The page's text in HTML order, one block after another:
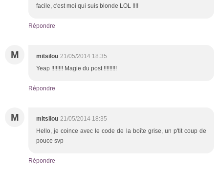
facile, c'est moi qui suis blonde LOL !!!!
Répondre
M mitsilou 21/05/2014 18:35
Yeap !!!!!!!! Magie du post !!!!!!!!!
Répondre
M mitsilou 21/05/2014 18:35
Hello, je coince avec le code de la boîte grise, un p'tit coup de
pouce svp
Répondre